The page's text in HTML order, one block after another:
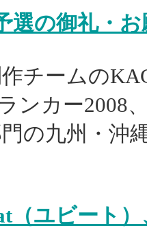
選の御礼・お
作チームの
ンカー2008
門の九州・
（ユビート